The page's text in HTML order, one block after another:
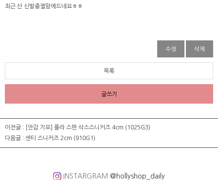
최근 산 신발중젤맘에드네요ㅎㅎ
수정 삭제
목록
글쓰기
이전글 :
[안감 기모] 플라 스판 삭스스니커즈 4cm (1025G3)
다음글 : 센티 스니커즈 2cm (910G1)
INSTARGRAM @hollyshop_daily